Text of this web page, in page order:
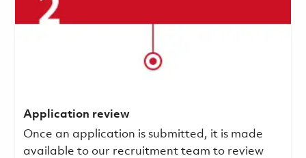
Application review
Once an application is submitted, it is made
available to our recruitment team to review